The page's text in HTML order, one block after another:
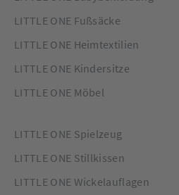
LITTLE ONE Fußsäcke
LITTLE ONE Heimtextilien
LITTLE ONE Kindersitze
LITTLE ONE Möbel
LITTLE ONE Spielzeug
LITTLE ONE Stillkissen
LITTLE ONE Wickelauflagen